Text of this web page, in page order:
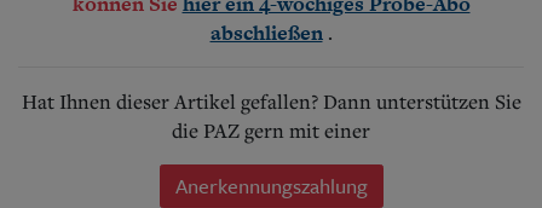
abschließen .
Hat Ihnen dieser Artikel gefallen? Dann unterstützen Sie
die PAZ gern mit einer
Anerkennungszahlung